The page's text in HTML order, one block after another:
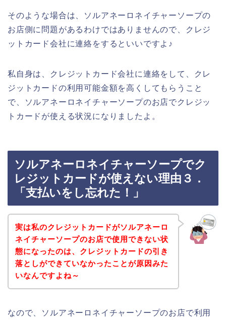
そのような場合は、ソルアネーロネイチャーソープの
お店側に問題があるわけではありませんので、クレジ
ットカード会社に連絡をするといいですよ♪
私自身は、クレジットカード会社に連絡をして、クレ
ジットカードの利用可能金額を高くしてもらうこと
で、ソルアネーロネイチャーソープのお店でクレジッ
トカードが使える状況になりましたよ。
ソルアネーロネイチャーソープでク
レジットカードが使えない理由３．
「支払いをし忘れた！」
実は私のクレジットカードがソルアネーロ
ネイチャーソープのお店で使用できない状
態になったのは、クレジットカードの引き
落としができていなかったことが原因みた
いなんですよね～
なので、ソルアネーロネイチャーソープのお店で利用